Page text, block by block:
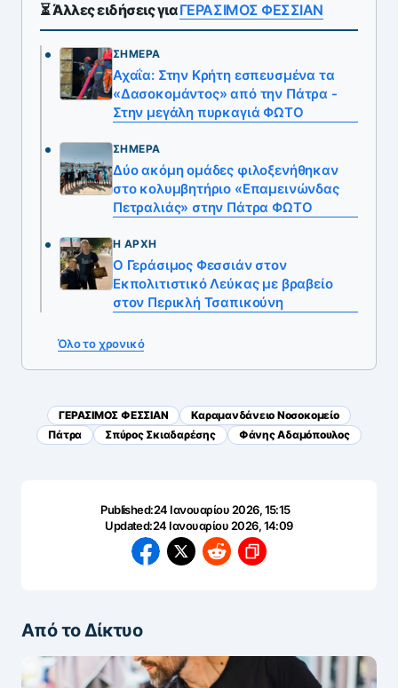
⏳ Άλλες ειδήσεις γιαΓΕΡΑΣΙΜΟΣ ΦΕΣΣΙΑΝ
ΣΉΜΕΡΑ
Αχαΐα: Στην Κρήτη εσπευσμένα τα
«Δασοκομάντος» από την Πάτρα -
Στην μεγάλη πυρκαγιά ΦΩΤΟ
ΣΉΜΕΡΑ
Δύο ακόμη ομάδες φιλοξενήθηκαν
στο κολυμβητήριο «Επαμεινώνδας
Πετραλιάς» στην Πάτρα ΦΩΤΟ
Η ΑΡΧΉ
Ο Γεράσιμος Φεσσιάν στον
Εκπολιτιστικό Λεύκας με βραβείο
στον Περικλή Τσαπικούνη
Όλο το χρονικό
ΓΕΡΑΣΙΜΟΣ ΦΕΣΣΙΑΝ
Καραμανδάνειο Νοσοκομείο
Πάτρα
Σπύρος Σκιαδαρέσης Φάνης Αδαμόπουλος
Published:24 Ιανουαρίου 2026, 15:15
Updated:24 Ιανουαρίου 2026, 14:09
Από το Δίκτυο